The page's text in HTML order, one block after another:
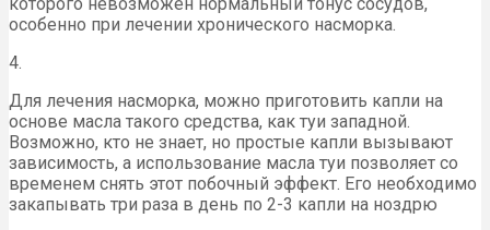
особенно при лечении хронического насморка.
4.
Для лечения насморка, можно приготовить капли на
основе масла такого средства, как туи западной.
Возможно, кто не знает, но простые капли вызывают
зависимость, а использование масла туи позволяет со
временем снять этот побочный эффект. Его необходимо
закапывать три раза в день по 2-3 капли на ноздрю